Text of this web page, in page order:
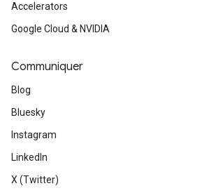
Accelerators
Google Cloud & NVIDIA
Communiquer
Blog
Bluesky
Instagram
LinkedIn
X (Twitter)